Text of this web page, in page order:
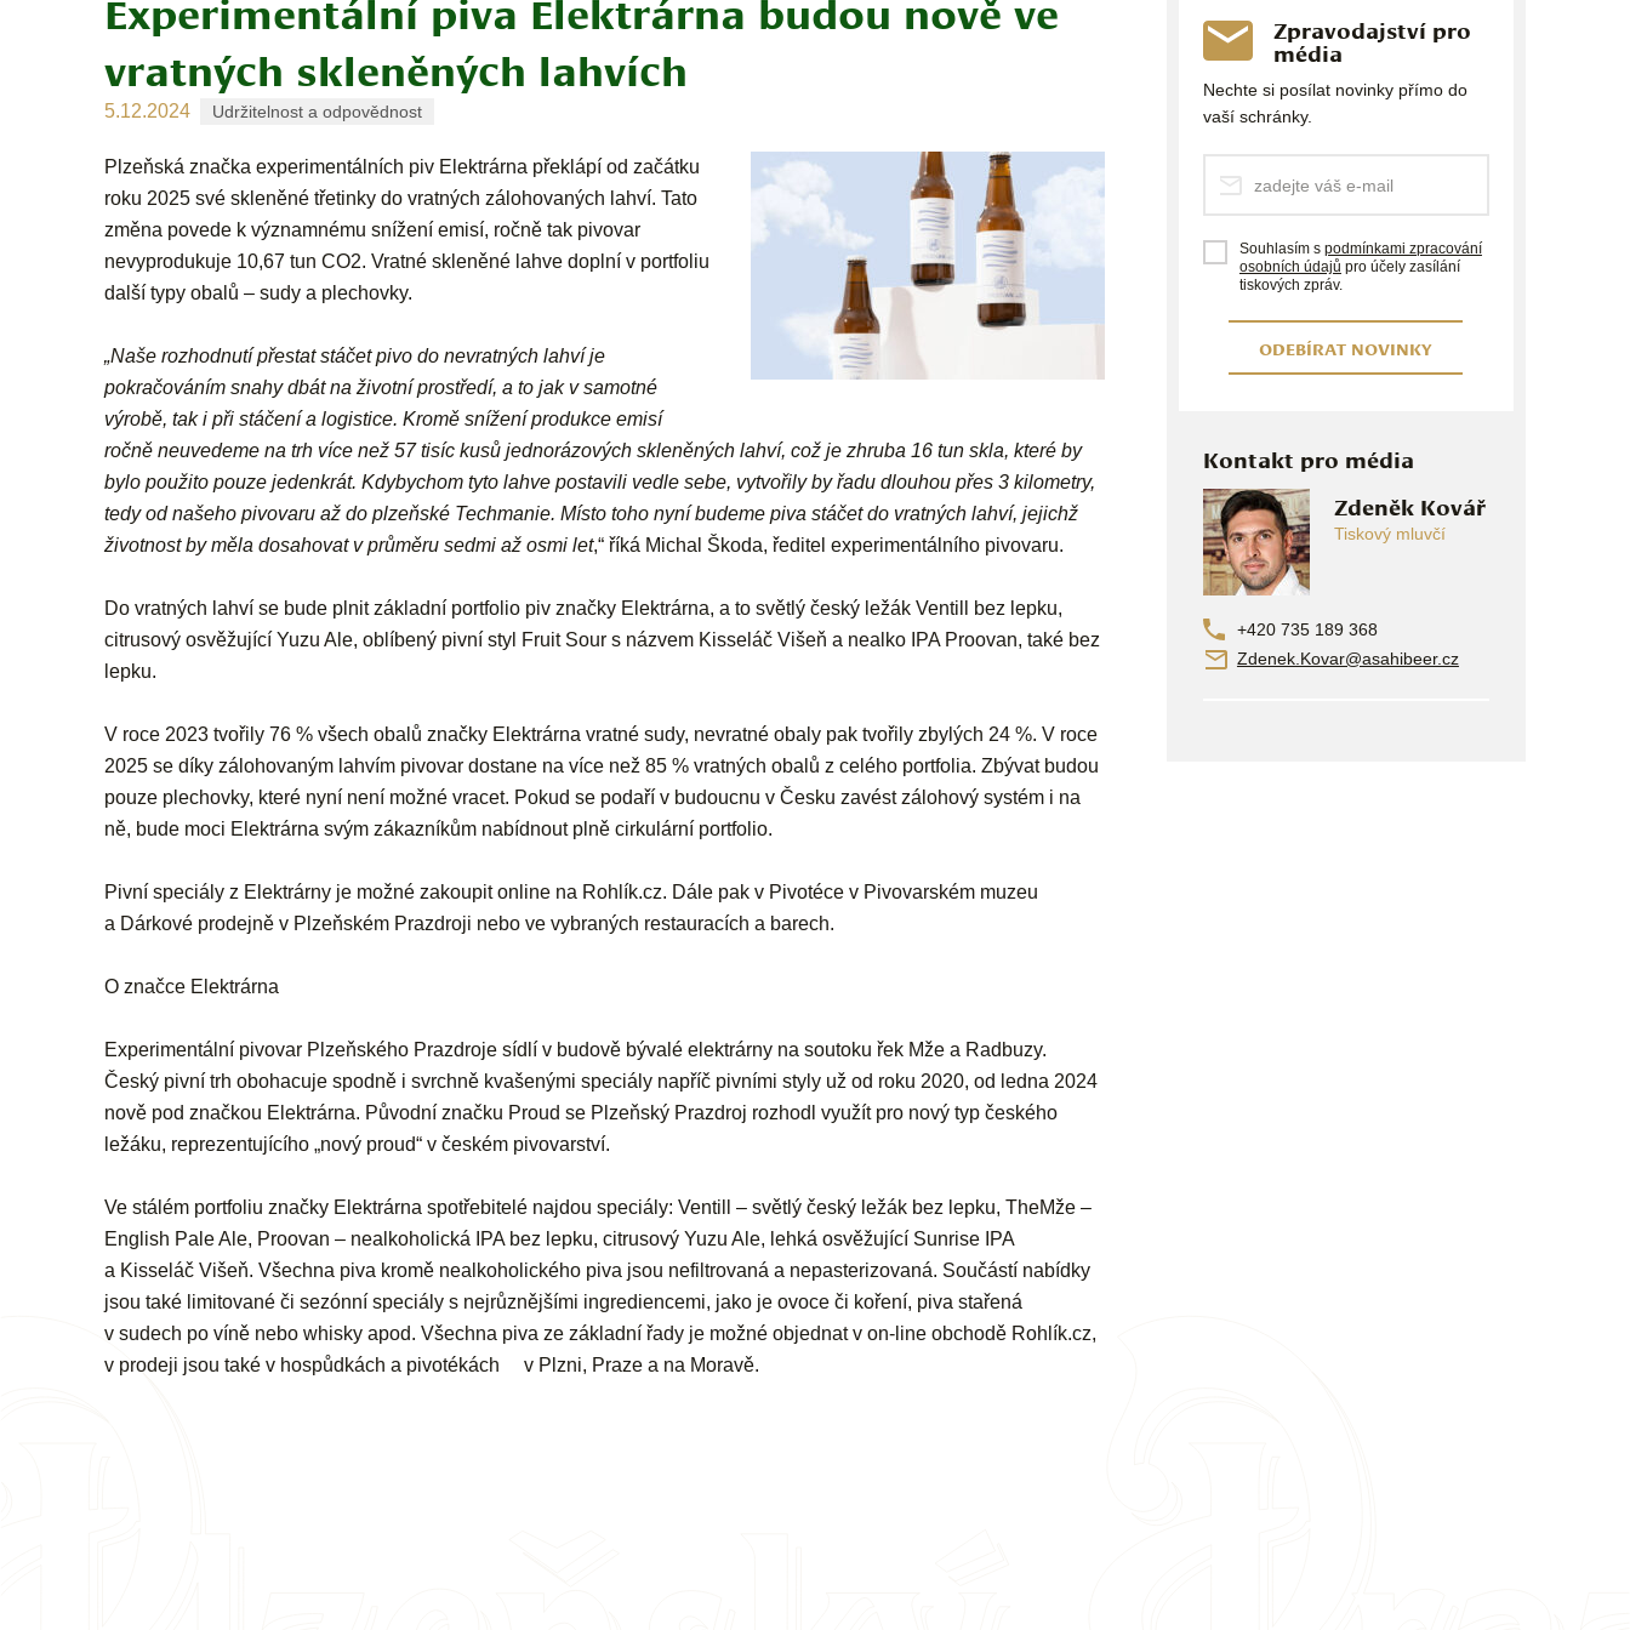
vratných skleněných lahvích
5.12.2024 Udržitelnost a odpovědnost
Plzeňská značka experimentálních piv Elektrárna překlápí od začátku
roku 2025 své skleněné třetinky do vratných zálohovaných lahví. Tato
změna povede k významnému snížení emisí, ročně tak pivovar
nevyprodukuje 10,67 tun CO2. Vratné skleněné lahve doplní v portfoliu
další typy obalů – sudy a plechovky.
„Naše rozhodnutí přestat stáčet pivo do nevratných lahví je
pokračováním snahy dbát na životní prostředí, a to jak v samotné
výrobě, tak i při stáčení a logistice. Kromě snížení produkce emisí
ročně neuvedeme na trh více než 57 tisíc kusů jednorázových skleněných lahví, což je zhruba 16 tun skla, které by
bylo použito pouze jedenkrát. Kdybychom tyto lahve postavili vedle sebe, vytvořily by řadu dlouhou přes 3 kilometry,
tedy od našeho pivovaru až do plzeňské Techmanie. Místo toho nyní budeme piva stáčet do vratných lahví, jejichž
životnost by měla dosahovat v průměru sedmi až osmi let,“ říká Michal Škoda, ředitel experimentálního pivovaru.
Do vratných lahví se bude plnit základní portfolio piv značky Elektrárna, a to světlý český ležák Ventill bez lepku,
citrusový osvěžující Yuzu Ale, oblíbený pivní styl Fruit Sour s názvem Kisseláč Višeň a nealko IPA Proovan, také bez
lepku.
V roce 2023 tvořily 76 % všech obalů značky Elektrárna vratné sudy, nevratné obaly pak tvořily zbylých 24 %. V roce
2025 se díky zálohovaným lahvím pivovar dostane na více než 85 % vratných obalů z celého portfolia. Zbývat budou
pouze plechovky, které nyní není možné vracet. Pokud se podaří v budoucnu v Česku zavést zálohový systém i na
ně, bude moci Elektrárna svým zákazníkům nabídnout plně cirkulární portfolio.
Pivní speciály z Elektrárny je možné zakoupit online na Rohlík.cz. Dále pak v Pivotéce v Pivovarském muzeu
a Dárkové prodejně v Plzeňském Prazdroji nebo ve vybraných restauracích a barech.
O značce Elektrárna
Experimentální pivovar Plzeňského Prazdroje sídlí v budově bývalé elektrárny na soutoku řek Mže a Radbuzy.
Český pivní trh obohacuje spodně i svrchně kvašenými speciály napříč pivními styly už od roku 2020, od ledna 2024
nově pod značkou Elektrárna. Původní značku Proud se Plzeňský Prazdroj rozhodl využít pro nový typ českého
ležáku, reprezentujícího „nový proud“ v českém pivovarství.
Ve stálém portfoliu značky Elektrárna spotřebitelé najdou speciály: Ventill – světlý český ležák bez lepku, TheMže –
English Pale Ale, Proovan – nealkoholická IPA bez lepku, citrusový Yuzu Ale, lehká osvěžující Sunrise IPA
a Kisseláč Višeň. Všechna piva kromě nealkoholického piva jsou nefiltrovaná a nepasterizovaná. Součástí nabídky
jsou také limitované či sezónní speciály s nejrůznějšími ingrediencemi, jako je ovoce či koření, piva stařená
v sudech po víně nebo whisky apod. Všechna piva ze základní řady je možné objednat v on-line obchodě Rohlík.cz,
v prodeji jsou také v hospůdkách a pivotékách v Plzni, Praze a na Moravě.
Zpravodajství pro
média
Nechte si posílat novinky přímo do
vaší schránky.
Souhlasím s podmínkami zpracování
osobních údajů pro účely zasílání
tiskových zpráv.
ODEBÍRAT NOVINKY
Kontakt pro média
Zdeněk Kovář
Tiskový mluvčí
+420 735 189 368
Zdenek.Kovar@asahibeer.cz